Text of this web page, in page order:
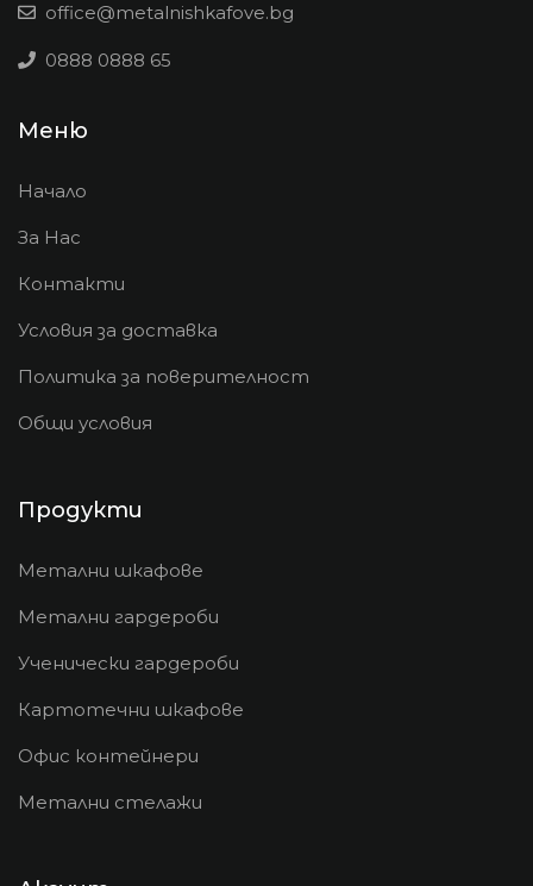
office@metalnishkafove.bg
0888 0888 65
Меню
Начало
За Нас
Контакти
Условия за доставка
Политика за поверителност
Общи условия
Продукти
Метални шкафове
Метални гардероби
Ученически гардероби
Картотечни шкафове
Офис контейнери
Метални стелажи